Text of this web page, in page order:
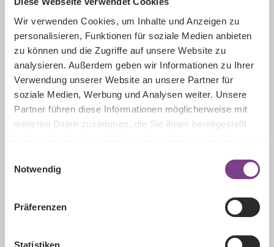
Wir verwenden Cookies, um Inhalte und Anzeigen zu
personalisieren, Funktionen für soziale Medien anbieten
zu können und die Zugriffe auf unsere Website zu
analysieren. Außerdem geben wir Informationen zu Ihrer
Verwendung unserer Website an unsere Partner für
soziale Medien, Werbung und Analysen weiter. Unsere
Partner führen diese Informationen möglicherweise mit
weiteren Daten zusammen, die Sie ihnen bereitgestellt
Notwendig
Präferenzen
Statistiken
Tragemodalität:
Monatslinse
Wassergehalt:
75%
Beschreibung
Marc`Ennovy ist ein Hersteller für hochwertig individuell